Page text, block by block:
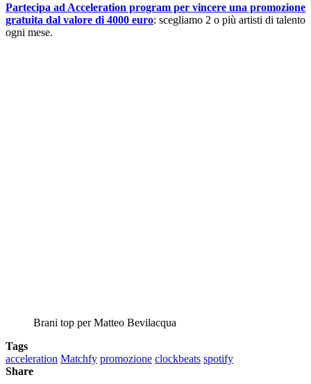
Partecipa ad Acceleration program per vincere una promozione
gratuita dal valore di 4000 euro: scegliamo 2 o più artisti di talento
ogni mese.
Brani top per Matteo Bevilacqua
Tags
acceleration Matchfy promozione clockbeats spotify
Share